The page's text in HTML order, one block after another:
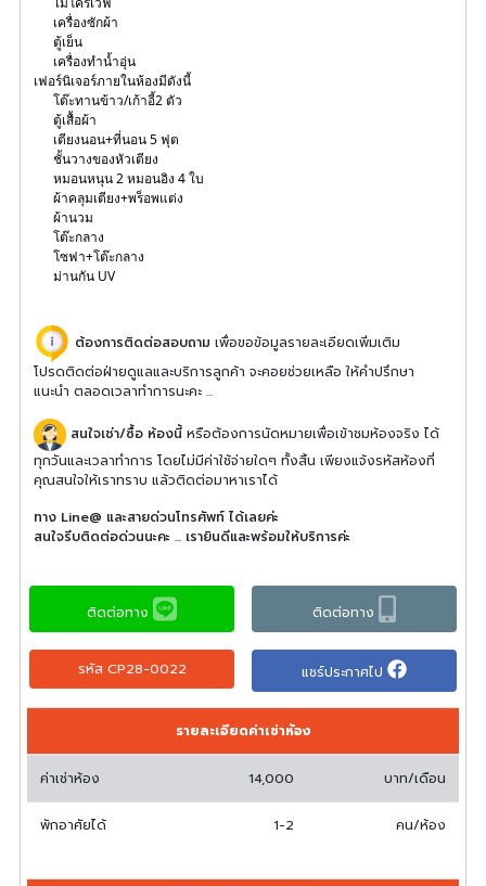
เครื่องซักผ้า
ตู้เย็น
เครื่องทำน้ำอุ่น
เฟอร์นิเจอร์ภายในห้องมีดังนี้
โต๊ะทานข้าว/เก้าอี้2 ตัว
ตู้เสื้อผ้า
เตียงนอน+ที่นอน 5 ฟุต
ชั้นวางของหัวเตียง
หมอนหนุน 2 หมอนอิง 4 ใบ
ผ้าคลุมเตียง+พร็อพแต่ง
ผ้านวม
โต๊ะกลาง
โซฟา+โต๊ะกลาง
ม่านกัน UV
ต้องการติดต่อสอบถาม เพื่อขอข้อมูลรายละเอียดเพิ่มเติม
โปรดติดต่อฝ่ายดูแลและบริการลูกค้า จะคอยช่วยเหลือ ให้คำปรึกษา
แนะนำ ตลอดเวลาทำการนะคะ ...
สนใจเช่า/ซื้อ ห้องนี้ หรือต้องการนัดหมายเพื่อเข้าชมห้องจริง ได้
ทุกวันและเวลาทำการ โดยไม่มีค่าใช้จ่ายใดๆ ทั้งสิ้น เพียงแจ้งรหัสห้องที่
คุณสนใจให้เราทราบ แล้วติดต่อมาหาเราได้
ทาง Line@ และสายด่วนโทรศัพท์ ได้เลยค่ะ
สนใจรีบติดต่อด่วนนะคะ ... เรายินดีและพร้อมให้บริการค่ะ
ติดต่อทาง ติดต่อทาง
รหัส CP28-0022 แชร์ประกาศไป
รายละเอียดค่าเช่าห้อง
ค่าเช่าห้อง 14,000 บาท/เดือน
พักอาศัยได้ 1-2 คน/ห้อง